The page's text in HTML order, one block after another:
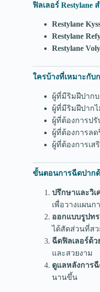
ฟิลเลอร์ Restylane
Restylane
Restylane
Restylane
ใครบ้างที่เหมาะกับ
ผู้ที่มีริมฝีปาก
ผู้ที่มีริมฝีปาก
ผู้ที่ต้องการปรั
ผู้ที่ต้องการล
ผู้ที่ต้องการเ
ขั้นตอนการฉีดปากด้
ปรึกษาและวิเ
เพื่อวางแผนก
ออกแบบรูปทร
ได้สัดส่วนที่สว
ฉีดฟิลเลอร์ด้ว
และสวยงาม
ดูแลหลังการ
นานขึ้น